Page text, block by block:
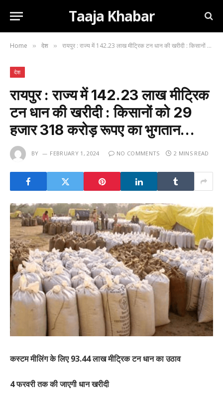
Taaja Khabar
Home » देश » रायपुर : राज्य में 142.23 लाख मीट्रिक टन धान की खरीदी : किसानों को 29 हजार 318 करोड़ रूपए का भुगतान…
देश
रायपुर : राज्य में 142.23 लाख मीट्रिक
टन धान की खरीदी : किसानों को 29
हजार 318 करोड़ रूपए का भुगतान…
BY FEBRUARY 1, 2024 NO COMMENTS 2 MINS READ
कस्टम मीलिंग के लिए 93.44 लाख मीट्रिक टन धान का उठाव
4 फरवरी तक की जाएगी धान खरीदी